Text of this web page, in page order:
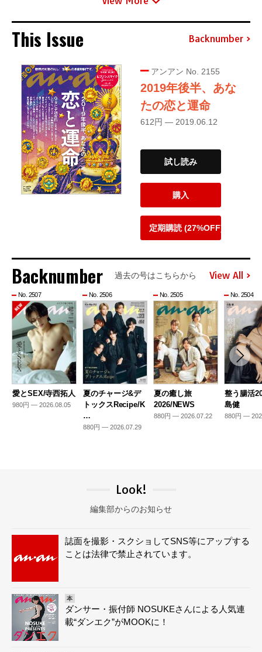
This Issue Backnumber
アンアン No. 2155
2019年後半、あな
たの恋と運命
612円 — 2019.06.12
試し読み
購入
定期購読 (27%OFF)
Backnumber 過去の号はこちらから View All
No. 2507
愛とSEX/寺西拓人
980円 — 2026.08.05
No. 2506
夏のチャージ&デ
トックスRecipe/K
…
880円 — 2026.07.29
No. 2505
夏の癒し旅
2026/NEWS
880円 — 2026.07.22
No. 2504
整う腸活
島健
880円 —
Look!
編集部からのお知らせ
誌面を撮影・スクショしてSNS等にアップする
ことは法律で禁止されています。
本
ダンサー・振付師 NOSUKEさんによる人気連
載“ダンエク”がMOOKに！